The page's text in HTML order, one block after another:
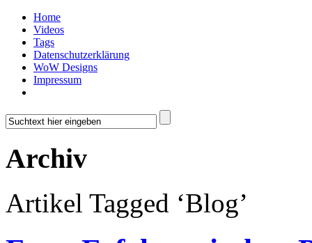
Home
Videos
Tags
Datenschutzerklärung
WoW Designs
Impressum
Archiv
Artikel Tagged ‘Blog’